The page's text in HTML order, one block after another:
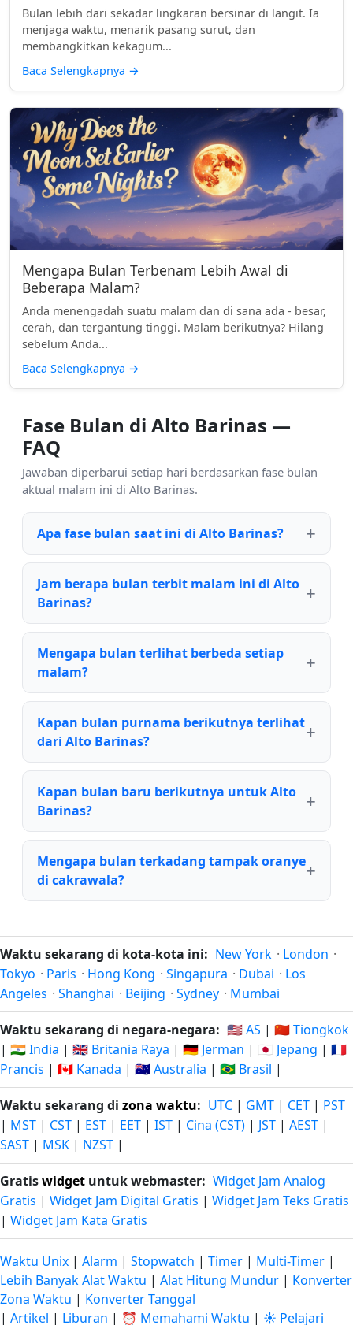
Bulan lebih dari sekadar lingkaran bersinar di langit. Ia
menjaga waktu, menarik pasang surut, dan
membangkitkan kekagum...
Baca Selengkapnya →
Mengapa Bulan Terbenam Lebih Awal di
Beberapa Malam?
Anda menengadah suatu malam dan di sana ada - besar,
cerah, dan tergantung tinggi. Malam berikutnya? Hilang
sebelum Anda...
Baca Selengkapnya →
Fase Bulan di Alto Barinas —
FAQ
Jawaban diperbarui setiap hari berdasarkan fase bulan
aktual malam ini di Alto Barinas.
Apa fase bulan saat ini di Alto Barinas?
Jam berapa bulan terbit malam ini di Alto
Barinas?
Mengapa bulan terlihat berbeda setiap
malam?
Kapan bulan purnama berikutnya terlihat
dari Alto Barinas?
Kapan bulan baru berikutnya untuk Alto
Barinas?
Mengapa bulan terkadang tampak oranye
di cakrawala?
Waktu sekarang di kota-kota ini: New York · London ·
Tokyo · Paris · Hong Kong · Singapura · Dubai · Los
Angeles · Shanghai · Beijing · Sydney · Mumbai
Waktu sekarang di negara-negara: 🇺🇸 AS | 🇨🇳 Tiongkok
| 🇮🇳 India | 🇬🇧 Britania Raya | 🇩🇪 Jerman | 🇯🇵 Jepang | 🇫🇷
Prancis | 🇨🇦 Kanada | 🇦🇺 Australia | 🇧🇷 Brasil |
Waktu sekarang di zona waktu: UTC | GMT | CET | PST
| MST | CST | EST | EET | IST | Cina (CST) | JST | AEST |
SAST | MSK | NZST |
Gratiswidget untuk webmaster: Widget Jam Analog
Gratis | Widget Jam Digital Gratis | Widget Jam Teks Gratis
| Widget Jam Kata Gratis
Waktu Unix | Alarm | Stopwatch | Timer | Multi-Timer |
Lebih Banyak Alat Waktu | Alat Hitung Mundur | Konverter
Zona Waktu | Konverter Tanggal
| Artikel | Liburan | ⏰ Memahami Waktu | ☀️ Pelajari